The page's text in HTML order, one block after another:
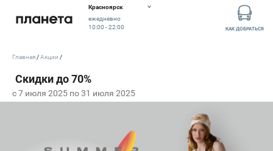
Красноярск
ежедневно
10:00 - 22:00
КАК ДОБРАТЬСЯ
c 7 июля 2025 по 31 июля 2025
Главная Акции